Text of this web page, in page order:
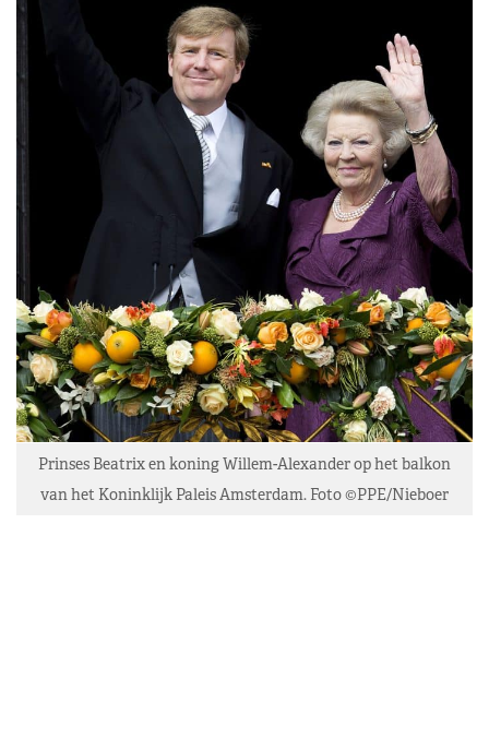
Prinses Beatrix en koning Willem-Alexander op het balkon
van het Koninklijk Paleis Amsterdam. Foto ©PPE/Nieboer